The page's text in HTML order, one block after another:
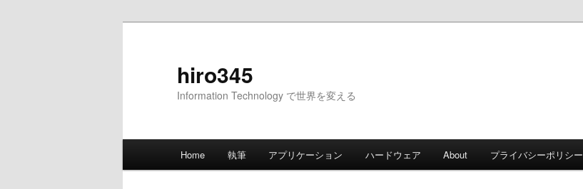
hiro345
Information Technology で世界を変える
Home 執筆 アプリケーション ハードウェア About プライバシーポリシー